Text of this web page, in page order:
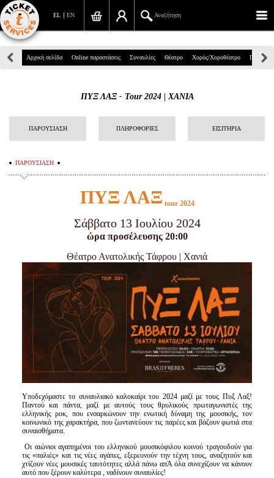
EN
EL Αναζήτηση
Πανεπιστημίου 39, Αθήνα
info@ticketservices.gr
Αναζήτηση
Παραγγελία
Αναζήτηση παραγγελίας
Προσωπικά Δεδομένα
Πληροφορίες
Είσοδος διαχειριστή
Αρχική σελίδα Online παραστάσεις Συναυλίες Θέατρο Χορός/Χοροθέατρο Παιδικά
ΠΥΞ ΛΑΞ - Tour 2024 | ΧΑΝΙΑ
ΠΑΡΟΥΣΙΑΣΗ ΠΛΗΡΟΦΟΡΙΕΣ ΕΙΣΙΤΗΡΙΑ
ΠΑΡΟΥΣΙΑΣΗ
ΠΥΞ ΛΑΞ tour 2024
Σάββατο 13 Ιουλίου 2024
ώρα προσέλευσης 20:00
Θέατρο Ανατολικής Τάφρου | Χανιά
Υποδεχόμαστε το συναυλιακό καλοκαίρι του 2024 μαζί με τους Πυξ Λαξ!
Παντού και πάντα, μαζί με αυτούς τους θρυλικούς πρωταγωνιστές της
ελληνικής ροκ, που ενσαρκώνουν την ενωτική δύναμη της μουσικής, τον
κοινωνικό της χαρακτήρα, που ζωντανεύουν τις παρέες και βάζουν φωτιά στα
συναισθήματα.
Οι αιώνιοι αγαπημένοι του ελληνικού μουσικόφιλου κοινού τραγουδούν για
τις «παλιές» και τις νέες αγάπες, εξερευνούν την τέχνη τους, αναζητούν και
χτίζουν νέες μουσικές ταυτότητες αλλά πάνω απΆ όλα συνεχίζουν να κάνουν
αυτό που ξέρουν καλύτερα , ναδίνουν συναυλίες!